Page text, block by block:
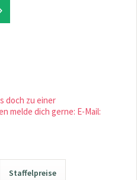
doch zu einer
melde dich gerne: E-Mail:
Staffelpreise